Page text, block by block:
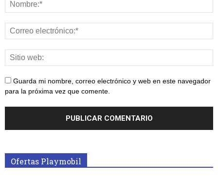
Guarda mi nombre, correo electrónico y web en este navegador
para la próxima vez que comente.
Ofertas Playmobil